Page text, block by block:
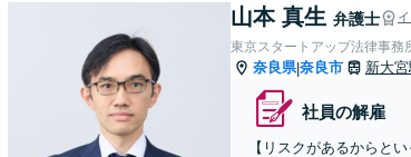
山本 真生 弁護士
東京スタートアップ法律事務
奈良県|奈良市 新大宮
社員の解雇
【リスクがあるからと